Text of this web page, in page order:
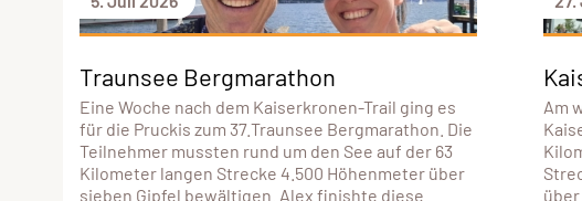
Traunsee Bergmarathon
Eine Woche nach dem Kaiserkronen-Trail ging es
für die Pruckis zum 37.Traunsee Bergmarathon. Die
Teilnehmer mussten rund um den See auf der 63
Kilometer langen Strecke 4.500 Höhenmeter über
sieben Gipfel bewältigen. Alex finishte diese
Am